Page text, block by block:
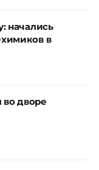
начались
в
дворе